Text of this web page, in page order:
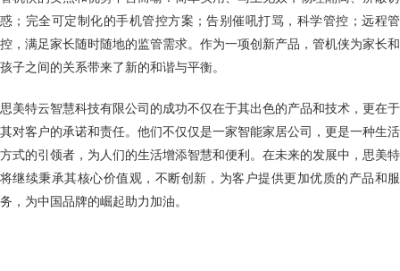
惑；完全可定制化的手机管控方案；告别催吼打骂，科学管控；远程管
控，满足家长随时随地的监管需求。作为一项创新产品，管机侠为家长和
孩子之间的关系带来了新的和谐与平衡。
思美特云智慧科技有限公司的成功不仅在于其出色的产品和技术，更在于
其对客户的承诺和责任。他们不仅仅是一家智能家居公司，更是一种生活
方式的引领者，为人们的生活增添智慧和便利。在未来的发展中，思美特
将继续秉承其核心价值观，不断创新，为客户提供更加优质的产品和服
务，为中国品牌的崛起助力加油。